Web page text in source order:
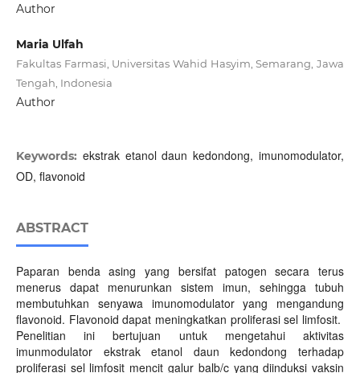
Author
Maria Ulfah
Fakultas Farmasi, Universitas Wahid Hasyim, Semarang, Jawa
Tengah, Indonesia
Author
Keywords: ekstrak etanol daun kedondong, imunomodulator,
OD, flavonoid
ABSTRACT
Paparan benda asing yang bersifat patogen secara terus
menerus dapat menurunkan sistem imun, sehingga tubuh
membutuhkan senyawa imunomodulator yang mengandung
flavonoid. Flavonoid dapat meningkatkan proliferasi sel limfosit.
Penelitian ini bertujuan untuk mengetahui aktivitas
imunmodulator ekstrak etanol daun kedondong terhadap
proliferasi sel limfosit mencit galur balb/c yang diinduksi vaksin